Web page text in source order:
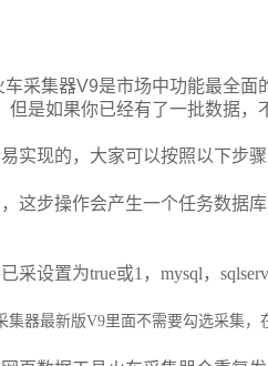
车采集器V9是市场中功能最全面
但是如果你已经有了一批数据
实现的，大家可以按照以下步骤
这步操作会产生一个任务数据
采设置为true或1 ， mysql ，
集器最新版V9里面不需要勾选采集，